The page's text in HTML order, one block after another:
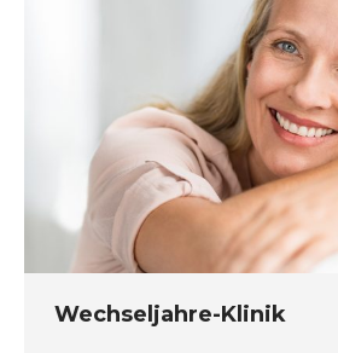
Wechseljahre-Klinik